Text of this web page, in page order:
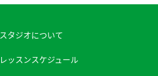
スタジオについて
レッスンスケジュール